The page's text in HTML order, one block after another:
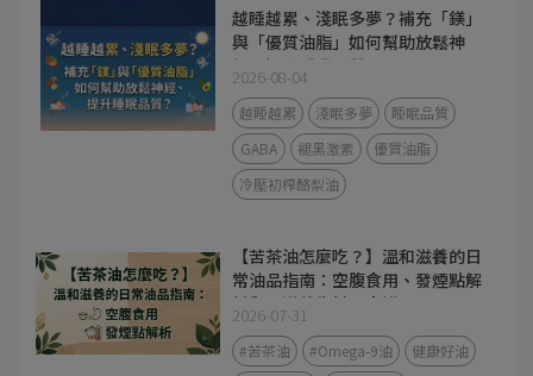
越睡越累、淺眠多夢？補充「鎂」
與「優質油脂」如何幫助放鬆神
經、提升睡眠品質？
2026-08-04
越睡越累 淺眠多夢
睡眠品質
GABA
褪黑激素
優質油脂
冷壓初榨酪梨油
【苦茶油怎麼吃？】溫和滋養的日
常油品指南：空腹食用、發煙點解
析與 3 道養生料理食譜
2026-07-31
#苦茶油 #Omega-9油
健康好油